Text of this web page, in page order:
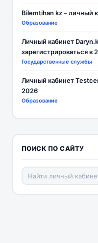
Bilemtihan kz – личный
Образование
Личный кабинет
зарегистрироваться в
Государственные службы
Личный кабинет
2026
Образование
ПОИСК ПО САЙТУ